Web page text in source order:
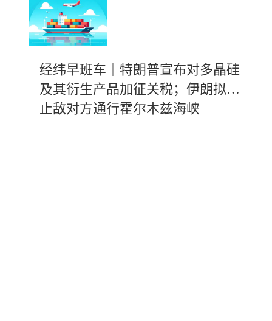
经纬早班车｜特朗普宣布对多晶硅
及其衍生产品加征关税；伊朗拟禁
止敌对方通行霍尔木兹海峡